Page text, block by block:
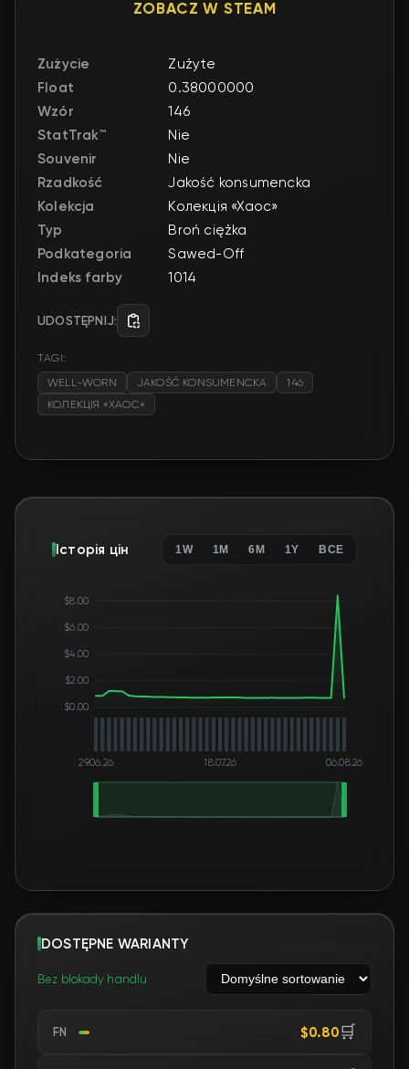
ZOBACZ W STEAM
Zużycie
Zużyte
Float
0.38000000
Wzór
146
StatTrak™
Nie
Souvenir
Nie
Rzadkość
Jakość konsumencka
Kolekcja
Колекція «Хаос»
Typ
Broń ciężka
Podkategoria
Sawed-Off
Indeks farby
1014
UDOSTĘPNIJ:
TAGI:
WELL-WORN
JAKOŚĆ KONSUMENCKA
146
КОЛЕКЦІЯ «ХАОС»
Історія цін 1W 1M 6M 1Y ВСЕ
$0.00
$2.00
$4.00
$6.00
$8.00
29.06.26 18.07.26 06.08.26
DOSTĘPNE WARIANTY
Bez blokady handlu
FN $0.80🛒